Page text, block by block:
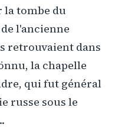
la tombe du
l'ancienne
retrouvaient dans
la chapelle
qui fut général
russe sous le